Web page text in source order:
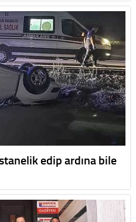
edip ardına bile